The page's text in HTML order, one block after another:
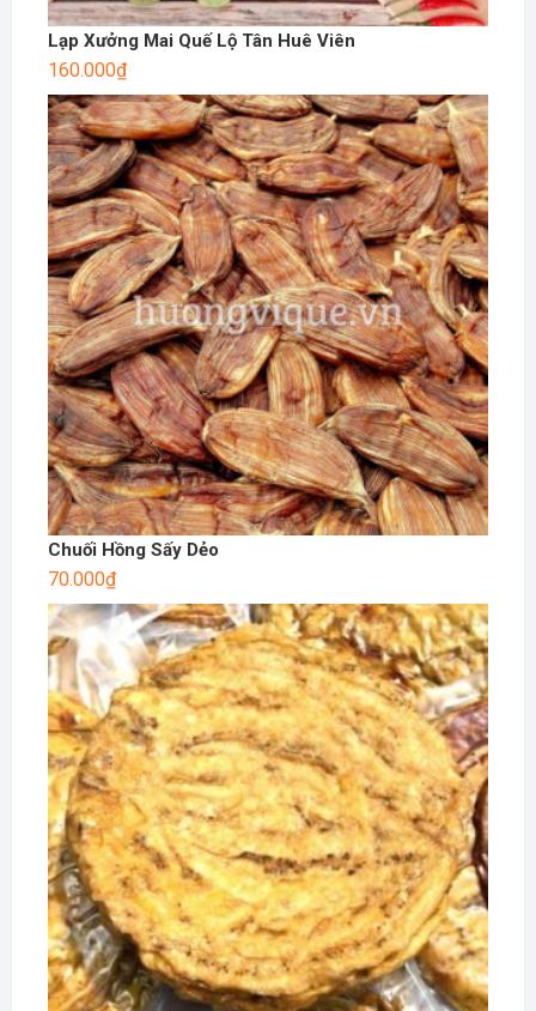
Lạp Xưởng Mai Quế Lộ Tân Huê Viên
160.000₫
Chuối Hồng Sấy Dẻo
70.000₫